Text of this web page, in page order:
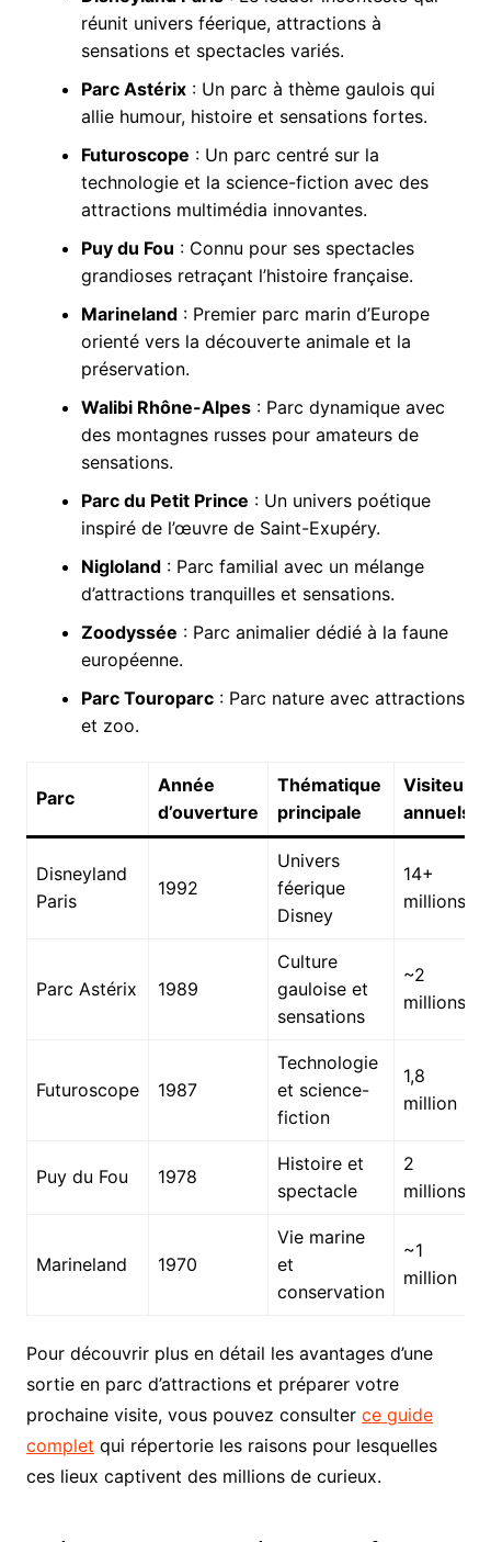
réunit univers féerique, attractions à
sensations et spectacles variés.
Parc Astérix: Un parc à thème gaulois qui
allie humour, histoire et sensations fortes.
Futuroscope : Un parc centré sur la
technologie et la science-fiction avec des
attractions multimédia innovantes.
Puy du Fou : Connu pour ses spectacles
grandioses retraçant l’histoire française.
Marineland: Premier parc marin d’Europe
orienté vers la découverte animale et la
préservation.
Walibi Rhône-Alpes: Parc dynamique avec
des montagnes russes pour amateurs de
sensations.
Parc du Petit Prince : Un univers poétique
inspiré de l’œuvre de Saint-Exupéry.
Nigloland: Parc familial avec un mélange
d’attractions tranquilles et sensations.
Zoodyssée : Parc animalier dédié à la faune
européenne.
Parc Touroparc: Parc nature avec attractions
et zoo.
Parc
Année
d’ouverture
Thématique
principale
Visiteurs
annuels
Disneyland
Paris
1992
Univers
féerique
Disney
14+
millions
Parc Astérix 1989
Culture
gauloise et
sensations
~2
millions
Futuroscope 1987
Technologie
et science-
fiction
1,8
million
Puy du Fou 1978
Histoire et
spectacle
2
millions
Marineland 1970
Vie marine
et
conservation
~1
million
Pour découvrir plus en détail les avantages d’une
sortie en parc d’attractions et préparer votre
prochaine visite, vous pouvez consulter ce guide
complet qui répertorie les raisons pour lesquelles
ces lieux captivent des millions de curieux.